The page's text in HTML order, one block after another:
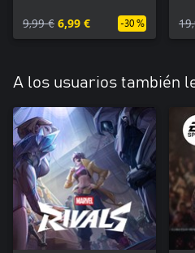
9,99 € 6,99 € -30 %
A los usuarios también